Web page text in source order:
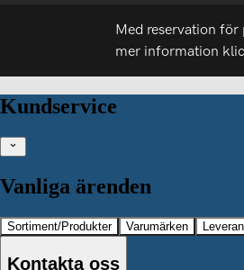
Med reservation
mer information